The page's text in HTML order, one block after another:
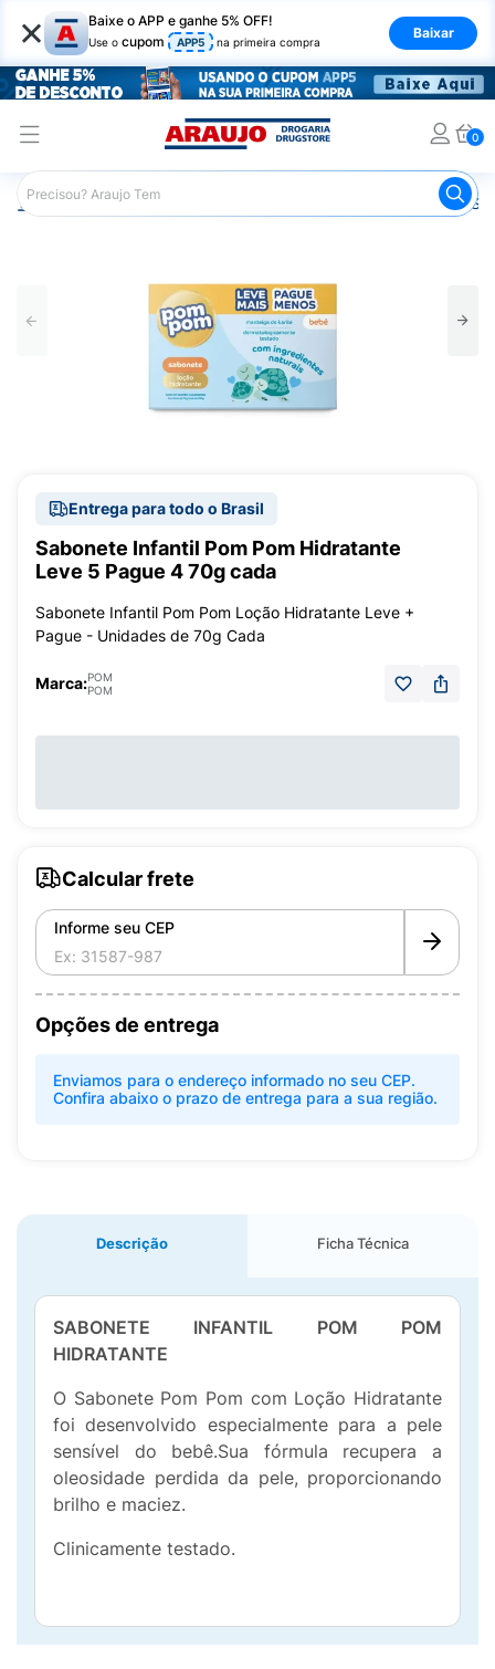
× Baixe o APP e ganhe 5% OFF!
Use o cupom APP5 na primeira compra
Baixar
0
Araujo Infantil Sabonete Infantil
Entrega para todo o Brasil
Sabonete Infantil Pom Pom Hidratante
Leve 5 Pague 4 70g cada
Sabonete Infantil Pom Pom Loção Hidratante Leve +
Pague - Unidades de 70g Cada
Marca:POM
POM
Calcular frete
Informe seu CEP
Opções de entrega
Enviamos para o endereço informado no seu CEP.
Confira abaixo o prazo de entrega para a sua região.
Descrição Ficha Técnica
SABONETE INFANTIL POM POM
HIDRATANTE
O Sabonete Pom Pom com Loção Hidratante
foi desenvolvido especialmente para a pele
sensível do bebê.Sua fórmula recupera a
oleosidade perdida da pele, proporcionando
brilho e maciez.
Clinicamente testado.